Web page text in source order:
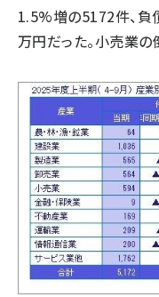
1.5%増の5172件、
万円だった。小売業